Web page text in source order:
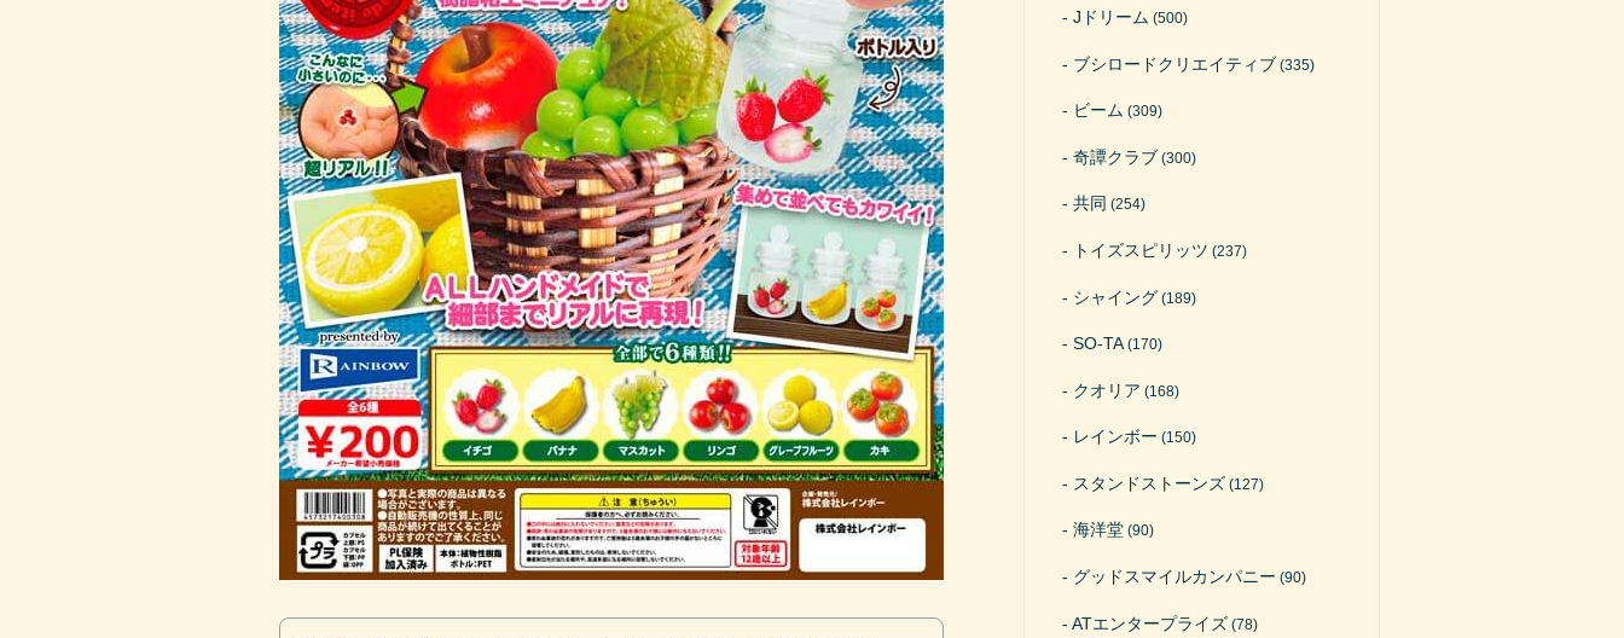
Jドリーム (500)
ブシロードクリエイティブ (335)
ビーム (309)
奇譚クラブ (300)
共同 (254)
トイズスピリッツ (237)
シャイング (189)
SO-TA(170)
クオリア (168)
レインボー (150)
スタンドストーンズ (127)
海洋堂 (90)
グッドスマイルカンパニー (90)
ATエンタープライズ (78)